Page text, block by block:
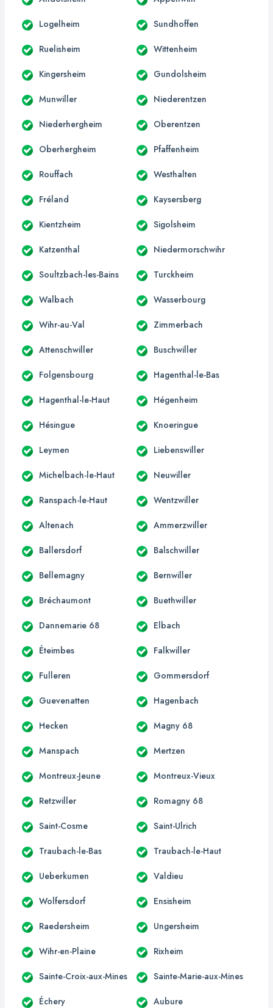
Logelheim Sundhoffen
Ruelisheim Wittenheim
Kingersheim Gundolsheim
Munwiller Niederentzen
Niederhergheim Oberentzen
Oberhergheim Pfaffenheim
Rouffach Westhalten
Fréland Kaysersberg
Kientzheim Sigolsheim
Katzenthal Niedermorschwihr
Soultzbach-les-Bains Turckheim
Walbach Wasserbourg
Wihr-au-Val Zimmerbach
Attenschwiller Buschwiller
Folgensbourg Hagenthal-le-Bas
Hagenthal-le-Haut Hégenheim
Hésingue Knoeringue
Leymen Liebenswiller
Michelbach-le-Haut Neuwiller
Ranspach-le-Haut Wentzwiller
Altenach Ammerzwiller
Ballersdorf Balschwiller
Bellemagny Bernwiller
Bréchaumont Buethwiller
Dannemarie 68 Elbach
Éteimbes Falkwiller
Fulleren Gommersdorf
Guevenatten Hagenbach
Hecken Magny 68
Manspach Mertzen
Montreux-Jeune Montreux-Vieux
Retzwiller Romagny 68
Saint-Cosme Saint-Ulrich
Traubach-le-Bas Traubach-le-Haut
Ueberkumen Valdieu
Wolfersdorf Ensisheim
Raedersheim Ungersheim
Wihr-en-Plaine Rixheim
Sainte-Croix-aux-Mines Sainte-Marie-aux-Mines
Échery Aubure